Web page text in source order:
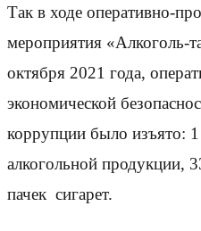
Так в ходе оперативно-
мероприятия «Алкоголь-
октября 2021 года,
экономической
коррупции было изъято:
алкогольной продукции,
пачек сигарет.